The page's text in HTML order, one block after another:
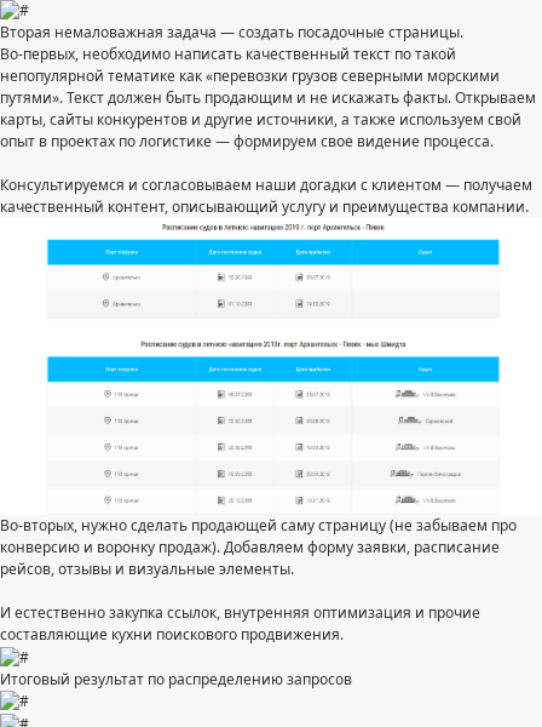
ОТПРАВИТЬ
соответствии с установленной формой
Вторая немаловажная задача — создать посадочные страницы.
Во-первых, необходимо написать качественный текст по такой
непопулярной тематике как «перевозки грузов северными морскими
путями». Текст должен быть продающим и не искажать факты. Открываем
карты, сайты конкурентов и другие источники, а также используем свой
опыт в проектах по логистике — формируем свое видение процесса.
Консультируемся и согласовываем наши догадки с клиентом — получаем
качественный контент, описывающий услугу и преимущества компании.
Во-вторых, нужно сделать продающей саму страницу (не забываем про
конверсию и воронку продаж). Добавляем форму заявки, расписание
рейсов, отзывы и визуальные элементы.
И естественно закупка ссылок, внутренняя оптимизация и прочие
составляющие кухни поискового продвижения.
Итоговый результат по распределению запросов